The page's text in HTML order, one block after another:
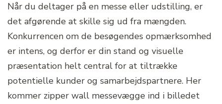
Når du deltager på en messe eller udstilling, er
det afgørende at skille sig ud fra mængden.
Konkurrencen om de besøgendes opmærksomhed
er intens, og derfor er din stand og visuelle
præsentation helt central for at tiltrække
potentielle kunder og samarbejdspartnere. Her
kommer zipper wall messevægge ind i billedet